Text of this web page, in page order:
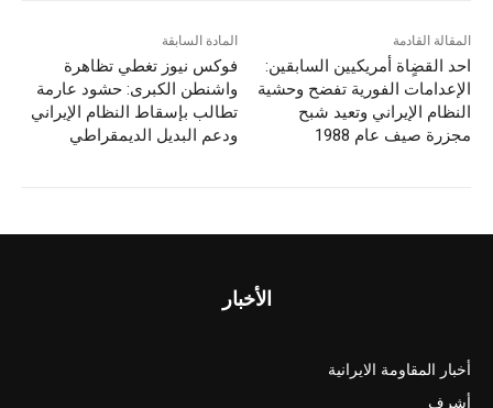
المادة السابقة
فوكس نيوز تغطي تظاهرة
واشنطن الكبرى: حشود عارمة
تطالب بإسقاط النظام الإيراني
ودعم البديل الديمقراطي
المقالة القادمة
احد القضٍاة أمريكیين السابقین:
الإعدامات الفورية تفضح وحشية
النظام الإيراني وتعيد شبح
مجزرة صیف عام 1988
الأخبار
أخبار المقاومة الايرانية
أشرف